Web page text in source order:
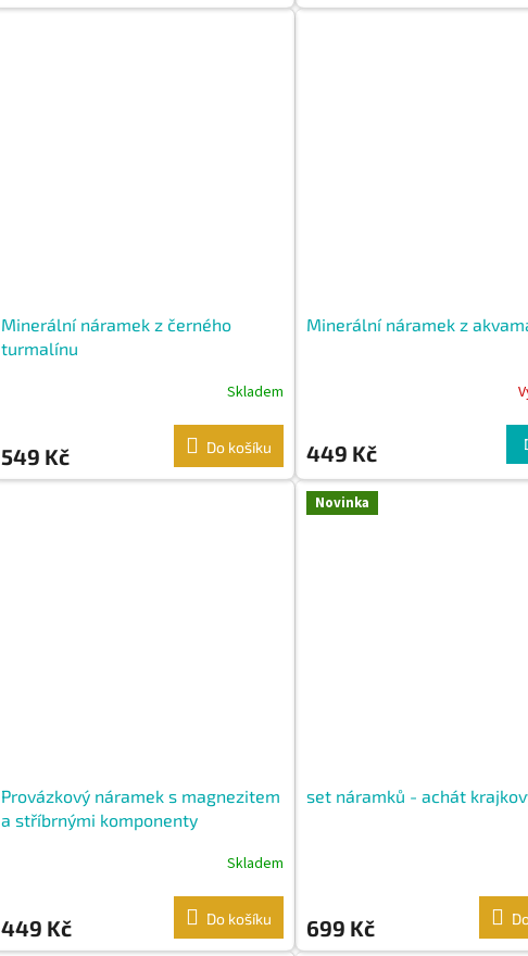
Minerální náramek z černého
turmalínu
Skladem
549 Kč Do košíku
Minerální náramek z
449 Kč
Provázkový náramek s magnezitem
a stříbrnými komponenty
Skladem
449 Kč Do košíku
Novinka
set náramků - achát
699 Kč